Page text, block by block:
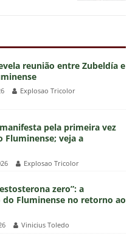
reunião entre Zubeldía e
Explosao Tricolor
pela primeira vez
Fluminense; veja a
Explosao Tricolor
zero”: a
do Fluminense no retorno ao
Vinicius Toledo